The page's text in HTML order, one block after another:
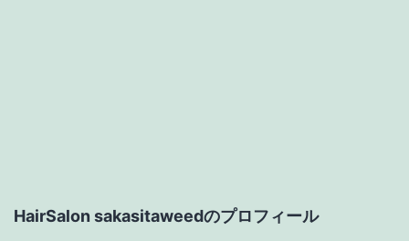
HairSalon sakasitaweedのプロフィール